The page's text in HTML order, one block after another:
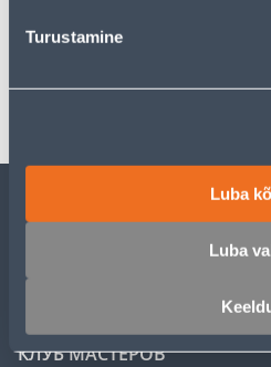
Turustamine
Luba
Luba
Спецификация
Транспорт
ОБСЛУЖИВАНИЕ ЧАСТНЫХ
КЛУБ МАСТЕРОВ